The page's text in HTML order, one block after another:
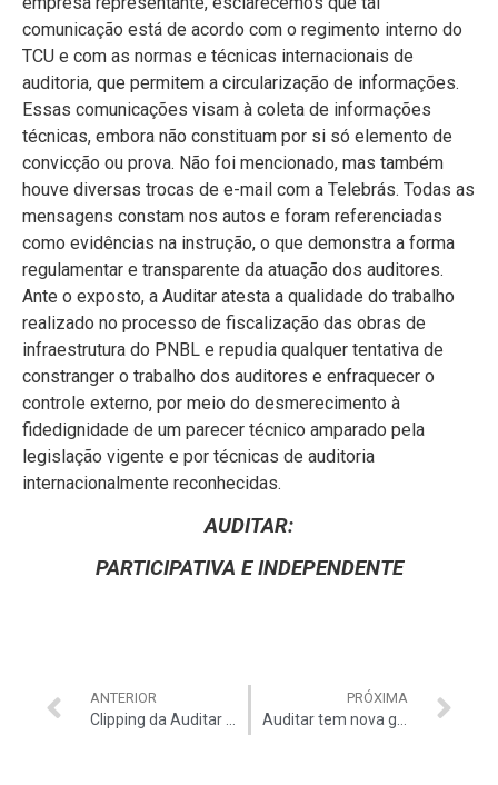
comunicação está de acordo com o regimento interno do
TCU e com as normas e técnicas internacionais de
auditoria, que permitem a circularização de informações.
Essas comunicações visam à coleta de informações
técnicas, embora não constituam por si só elemento de
convicção ou prova. Não foi mencionado, mas também
houve diversas trocas de e-mail com a Telebrás. Todas as
mensagens constam nos autos e foram referenciadas
como evidências na instrução, o que demonstra a forma
regulamentar e transparente da atuação dos auditores.
Ante o exposto, a Auditar atesta a qualidade do trabalho
realizado no processo de fiscalização das obras de
infraestrutura do PNBL e repudia qualquer tentativa de
constranger o trabalho dos auditores e enfraquecer o
controle externo, por meio do desmerecimento à
fidedignidade de um parecer técnico amparado pela
legislação vigente e por técnicas de auditoria
internacionalmente reconhecidas.
AUDITAR:
PARTICIPATIVA E INDEPENDENTE
ANTERIOR PRÓXIMA